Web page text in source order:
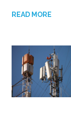
READ MORE